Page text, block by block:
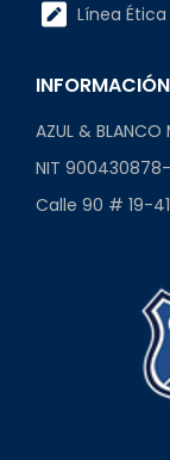
Línea Ética
AZUL & BLANCO
NIT
Calle 90 # 19-